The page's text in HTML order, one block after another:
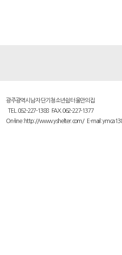
광주광역시 남자 단기 청소년쉼터 울안의집
TEL.062-227-1388 FAX.062-227-1377
On-line : http://www.yshelter.com/ E-mail :